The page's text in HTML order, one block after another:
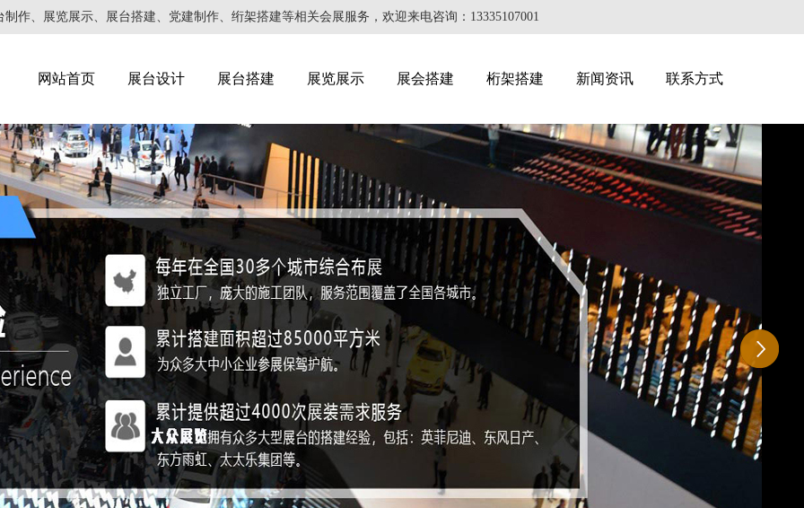
作、展览展示、展台搭建、党建制作、绗架搭建等相关会展服务，欢迎来电咨询：13335107001
网站首页 展台设计 展台搭建 展览展示 展会搭建 桁架搭建 新闻资讯 联系方式